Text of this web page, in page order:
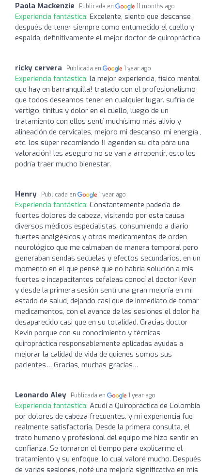
Paola Mackenzie Publicada en 11 months ago
Experiencia fantástica: Excelente, siento que descanse
después de tener siempre como entumecido el cuello y
espalda, definitivamente el mejor doctor de quiropráctica
ricky cervera Publicada en 1 year ago
Experiencia fantástica: la mejor experiencia, físico mental
que hay en barranquilla! tratado con el profesionalismo
que todos deseamos tener en cualquier lugar. sufría de
vértigo, tinitus y dolor en el cuello, luego de un
tratamiento con ellos sentí muchísimo más alivio y
alineación de cervicales, mejoro mi descanso, mi energía ,
etc. los súper recomiendo !! agenden su cita pára una
valoración! les aseguro no se van a arrepentir, esto les
podría traer mucho bienestar.
Henry Publicada en 1 year ago
Experiencia fantástica: Constantemente padecía de
fuertes dolores de cabeza, visitando por esta causa
diversos médicos especialistas, consumiendo a diario
fuertes analgésicos y otros medicamentos de orden
neurológico que me calmaban de manera temporal pero
generaban sendas secuelas y efectos secundarios, en un
momento en el que pensé que no habría solución a mis
fuertes e incapacitantes cefaleas conocí al doctor Kevin
y desde la primera sesión sentí una gran mejoría en mi
estado de salud, dejando casi que de inmediato de tomar
medicamentos, con el avance de las sesiones el dolor ha
desaparecido casi que en su totalidad. Gracias doctor
Kevin porque con su conocimiento y técnicas
quiropráctica responsablemente aplicadas ayudas a
mejorar la calidad de vida de quienes somos sus
pacientes… Gracias, muchas gracias…
Leonardo Aley Publicada en 1 year ago
Experiencia fantástica: Acudí a Quiropráctica de Colombia
por dolores de cabeza frecuentes, y mi experiencia fue
realmente satisfactoria. Desde la primera consulta, el
trato humano y profesional del equipo me hizo sentir en
confianza. Se tomaron el tiempo para explicarme el
tratamiento y su enfoque, lo cual valoré mucho. Después
de varias sesiones, noté una mejoría significativa en mis